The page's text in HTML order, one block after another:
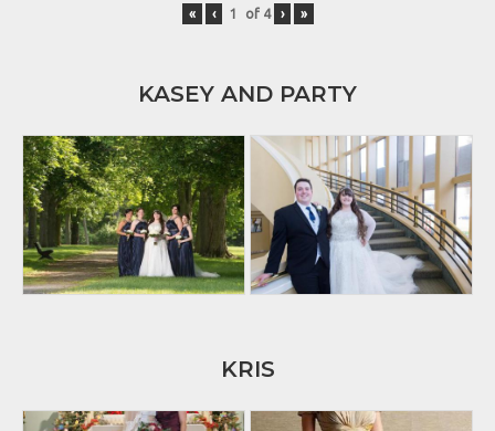
« ‹ of 4 › »
KASEY AND PARTY
KRIS